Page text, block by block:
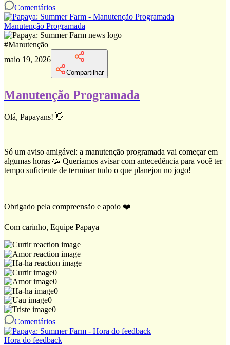
Comentários
Manutenção Programada
#Manutenção
maio 19, 2026
Compartilhar
Manutenção Programada
Olá, Papayans! 👋
Só um aviso amigável: a manutenção programada vai começar em
algumas horas 🥳 Queríamos avisar com antecedência para você ter
tempo suficiente de terminar tudo o que planejou no jogo!
Obrigado pela compreensão e apoio ❤️
Com carinho, Equipe Papaya
0
0
0
0
0
Comentários
Hora do feedback